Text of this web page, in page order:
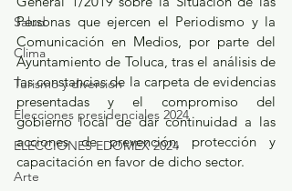
Salud
Clima
Turismo y diversión
Elecciones presidenciales 2024
ELECCIONES EDOMEX 2024
Arte
Personas que ejercen el Periodismo y la
Comunicación en Medios, por parte del
Ayuntamiento de Toluca, tras el análisis de
las constancias de la carpeta de evidencias
presentadas y el compromiso del
gobierno local de dar continuidad a las
acciones de prevención, protección y
capacitación en favor de dicho sector.